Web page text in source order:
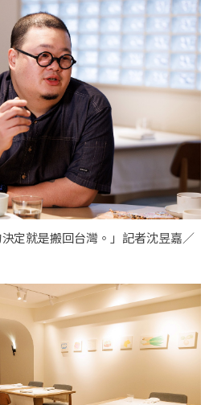
定就是搬回台灣。」記者沈昱嘉／